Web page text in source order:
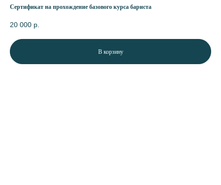
Cертификат на прохождение базового курса бариста
20 000 р.
В корзину